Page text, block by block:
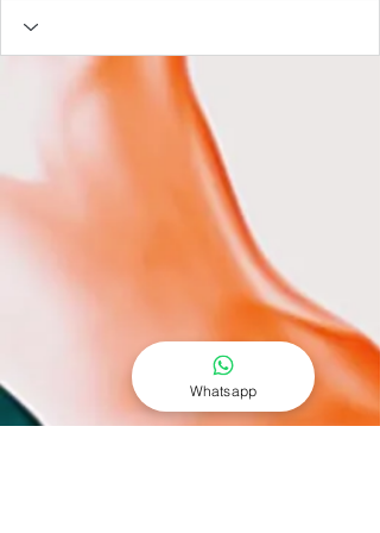
Whatsapp